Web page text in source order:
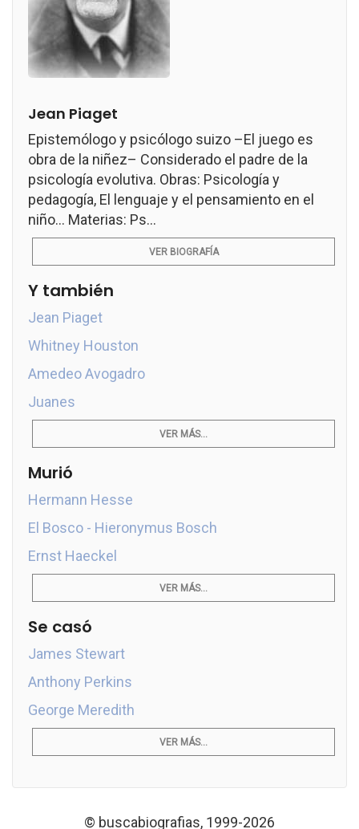
Jean Piaget
Epistemólogo y psicólogo suizo –El juego es
obra de la niñez– Considerado el padre de la
psicología evolutiva. Obras: Psicología y
pedagogía, El lenguaje y el pensamiento en el
niño... Materias: Ps...
VER BIOGRAFÍA
Y también
Jean Piaget
Whitney Houston
Amedeo Avogadro
Juanes
VER MÁS...
Murió
Hermann Hesse
El Bosco - Hieronymus Bosch
Ernst Haeckel
VER MÁS...
Se casó
James Stewart
Anthony Perkins
George Meredith
VER MÁS...
© buscabiografias, 1999-2026